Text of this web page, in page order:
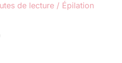
de lecture / Épilation